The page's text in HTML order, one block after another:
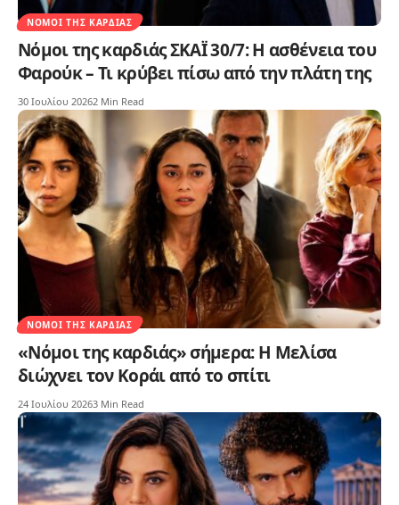
ΝΌΜΟΙ ΤΗΣ ΚΑΡΔΙΆΣ
Νόμοι της καρδιάς ΣΚΑΪ 30/7: Η ασθένεια του
Φαρούκ – Τι κρύβει πίσω από την πλάτη της
30 Ιουλίου 20262 Min Read
ΝΌΜΟΙ ΤΗΣ ΚΑΡΔΙΆΣ
«Νόμοι της καρδιάς» σήμερα: Η Μελίσα
διώχνει τον Κοράι από το σπίτι
24 Ιουλίου 20263 Min Read